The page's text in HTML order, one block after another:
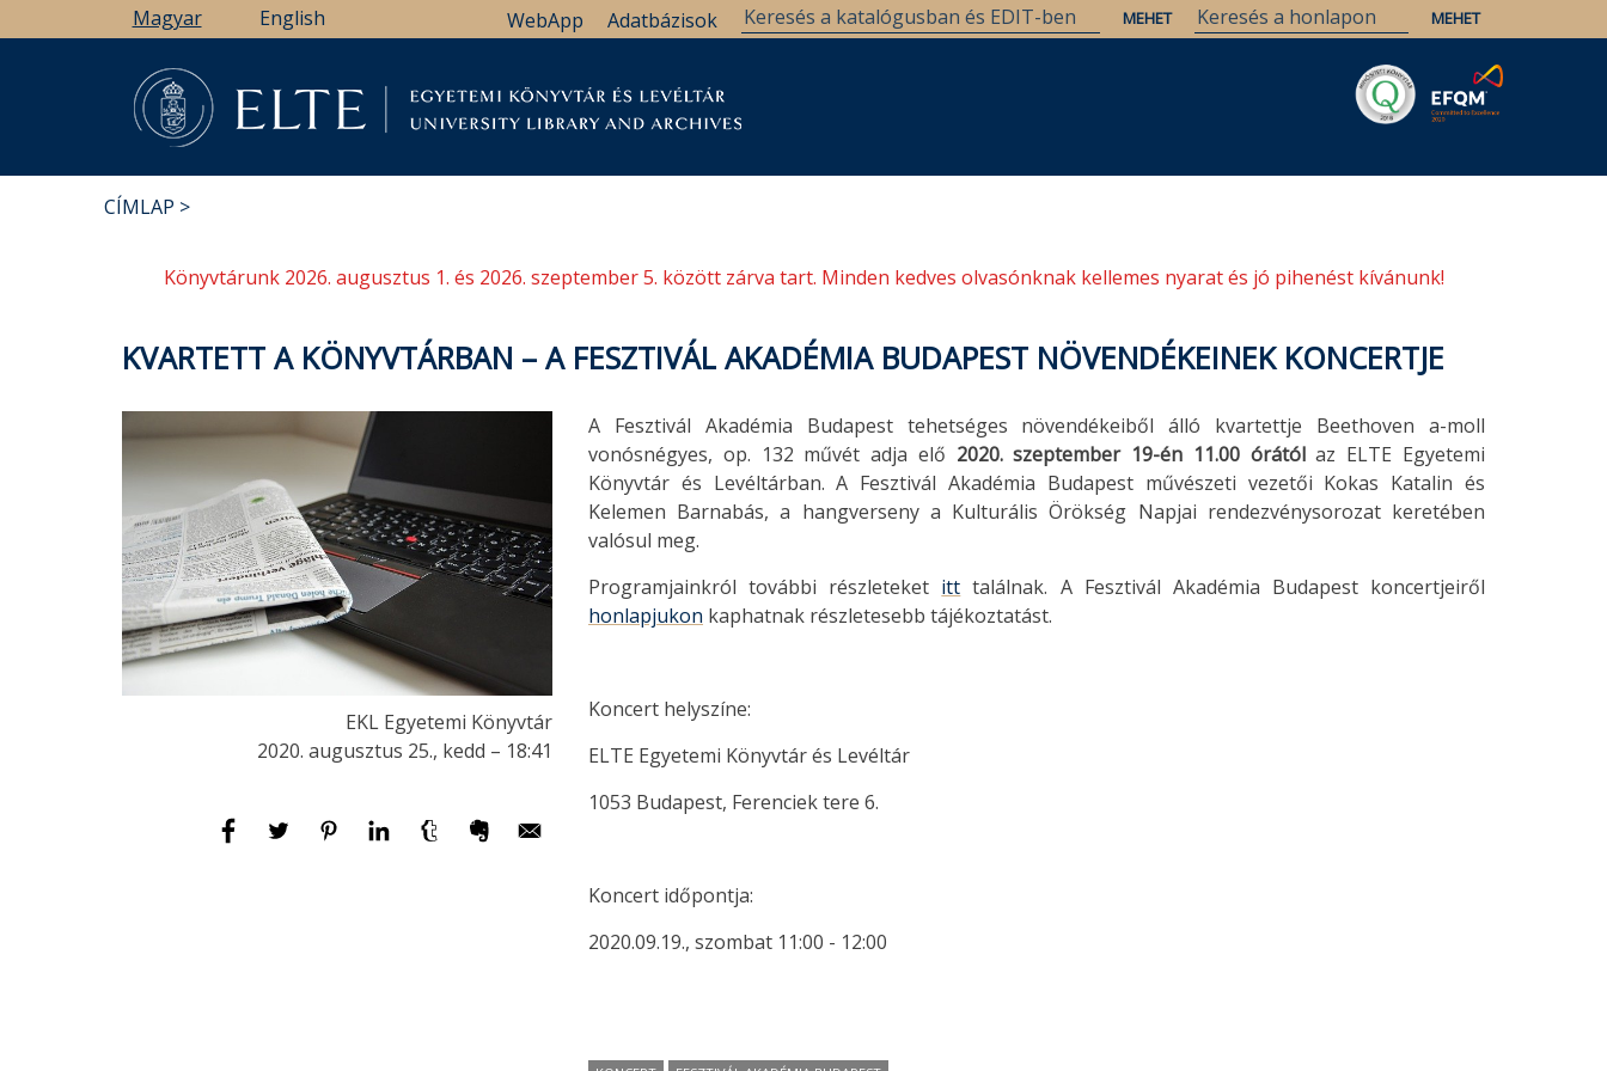
a
Magyar English Adatbázisok
WebApp
CÍMLAP
Könyvtárunk 2026. augusztus 1. és 2026. szeptember 5. között zárva tart. Minden kedves olvasónknak kellemes nyarat és jó pihenést kívánunk!
KVARTETT A KÖNYVTÁRBAN – A FESZTIVÁL AKADÉMIA BUDAPEST NÖVENDÉKEINEK KONCERTJE
EKL Egyetemi Könyvtár
2020. augusztus 25., kedd – 18:41
A Fesztivál Akadémia Budapest tehetséges növendékeiből álló kvartettje Beethoven a-moll
vonósnégyes, op. 132 művét adja elő 2020. szeptember 19-én 11.00 órátólaz ELTE Egyetemi
Könyvtár és Levéltárban. A Fesztivál Akadémia Budapest művészeti vezetői Kokas Katalin és
Kelemen Barnabás, a hangverseny a Kulturális Örökség Napjai rendezvénysorozat keretében
valósul meg.
Programjainkról további részleteket itt találnak. A Fesztivál Akadémia Budapest koncertjeiről
honlapjukon kaphatnak részletesebb tájékoztatást.
Koncert helyszíne:
ELTE Egyetemi Könyvtár és Levéltár
1053 Budapest, Ferenciek tere 6.
Koncert időpontja:
2020.09.19., szombat 11:00 - 12:00